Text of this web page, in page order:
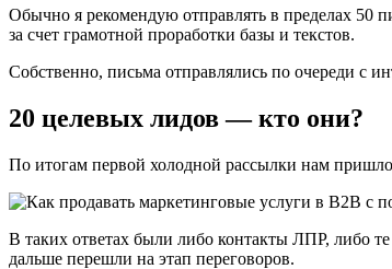
Обычно я рекомендую отправлять в пределах 50
за счет грамотной проработки базы и текстов.
Собственно, письма отправлялись по очереди с
20 целевых лидов — кто они?
По итогам первой холодной рассылки нам
В таких ответах были либо контакты ЛПР, либо
дальше перешли на этап переговоров.